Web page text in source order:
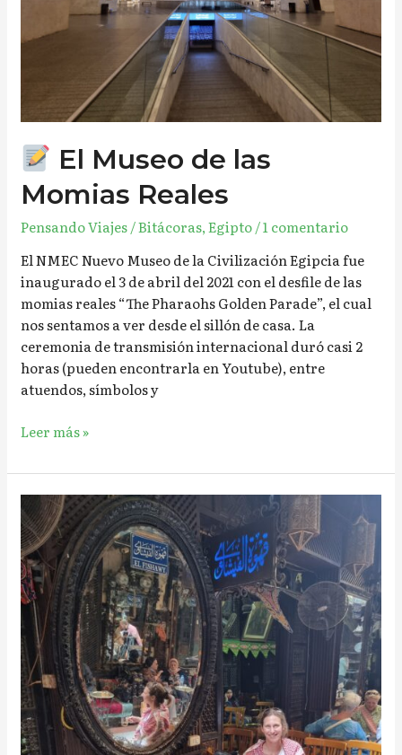
El Museo de las
Momias Reales
Pensando Viajes/Bitácoras,Egipto/1 comentario
El NMEC Nuevo Museo de la Civilización Egipcia fue
inaugurado el 3 de abril del 2021 con el desfile de las
momias reales “The Pharaohs Golden Parade”, el cual
nos sentamos a ver desde el sillón de casa. La
ceremonia de transmisión internacional duró casi 2
horas (pueden encontrarla en Youtube), entre
atuendos, símbolos y
Leer más »
Khan
El
Khalili:
El
café
de
los
Espejos